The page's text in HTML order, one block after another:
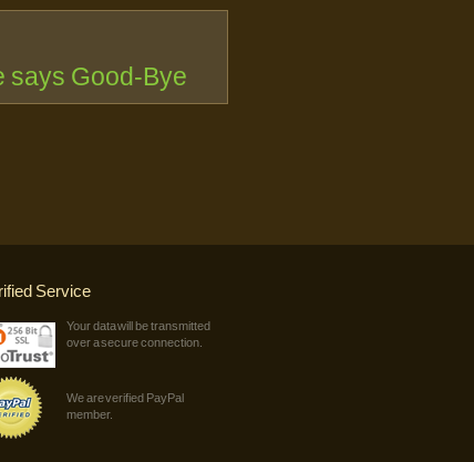
says Good-Bye
Service
Your data will be transmitted
over a secure connection.
We are verified PayPal
member.